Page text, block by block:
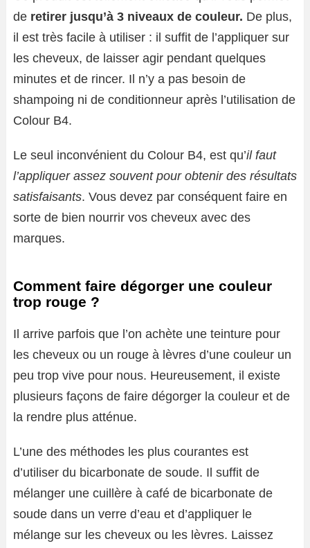
de retirer jusqu’à 3 niveaux de couleur. De plus,
il est très facile à utiliser : il suffit de l’appliquer sur
les cheveux, de laisser agir pendant quelques
minutes et de rincer. Il n’y a pas besoin de
shampoing ni de conditionneur après l’utilisation de
Colour B4.
Le seul inconvénient du Colour B4, est qu’il faut
l’appliquer assez souvent pour obtenir des résultats
satisfaisants. Vous devez par conséquent faire en
sorte de bien nourrir vos cheveux avec des
marques.
Comment faire dégorger une couleur
trop rouge ?
Il arrive parfois que l’on achète une teinture pour
les cheveux ou un rouge à lèvres d’une couleur un
peu trop vive pour nous. Heureusement, il existe
plusieurs façons de faire dégorger la couleur et de
la rendre plus atténue.
L’une des méthodes les plus courantes est
d’utiliser du bicarbonate de soude. Il suffit de
mélanger une cuillère à café de bicarbonate de
soude dans un verre d’eau et d’appliquer le
mélange sur les cheveux ou les lèvres. Laissez